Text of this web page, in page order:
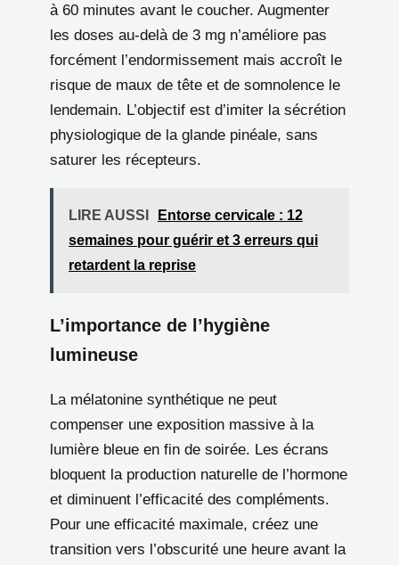
à 60 minutes avant le coucher. Augmenter
les doses au-delà de 3 mg n’améliore pas
forcément l’endormissement mais accroît le
risque de maux de tête et de somnolence le
lendemain. L’objectif est d’imiter la sécrétion
physiologique de la glande pinéale, sans
saturer les récepteurs.
LIRE AUSSI
Entorse cervicale : 12
semaines pour guérir et 3 erreurs qui
retardent la reprise
L’importance de l’hygiène
lumineuse
La mélatonine synthétique ne peut
compenser une exposition massive à la
lumière bleue en fin de soirée. Les écrans
bloquent la production naturelle de l’hormone
et diminuent l’efficacité des compléments.
Pour une efficacité maximale, créez une
transition vers l’obscurité une heure avant la